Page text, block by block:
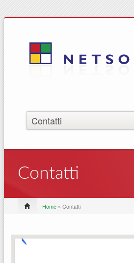
Contatti
Home » Contatti